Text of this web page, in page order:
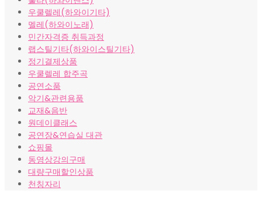
₩10,000.₩8,000.
우쿨렐레(하와이기타)
멜레(하와이노래)
민간자격증 취득과정
랩스틸기타(하와이스틸기타)
정기결제상품
우쿨렐레 합주곡
공연소품
악기&관련용품
교재&음반
원데이클래스
공연장&연습실 대관
쇼핑몰
동영상강의구매
대량구매할인상품
천칭자리